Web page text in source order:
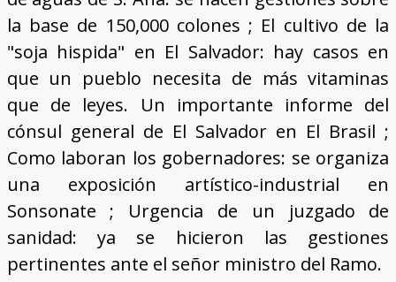
la base de 150,000 colones ; El cultivo de la
"soja hispida" en El Salvador: hay casos en
que un pueblo necesita de más vitaminas
que de leyes. Un importante informe del
cónsul general de El Salvador en El Brasil ;
Como laboran los gobernadores: se organiza
una exposición artístico-industrial en
Sonsonate ; Urgencia de un juzgado de
sanidad: ya se hicieron las gestiones
pertinentes ante el señor ministro del Ramo.